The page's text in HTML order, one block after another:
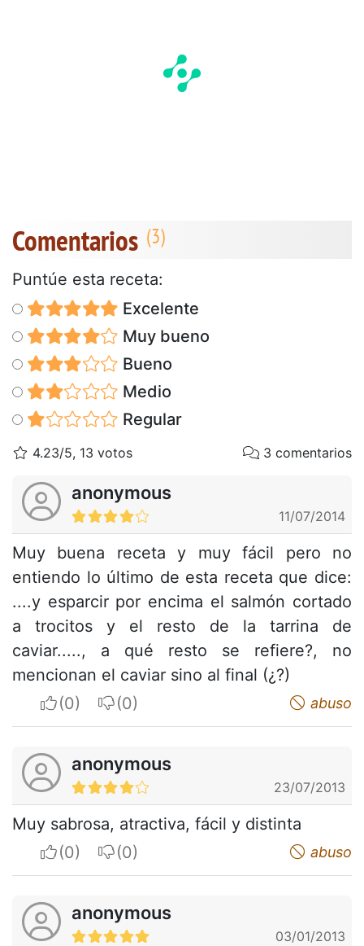
Comentarios
Puntúe esta receta:
Excelente
Muy bueno
Bueno
Medio
Regular
4.23/5, 13 votos 3 comentarios
anonymous
11/07/2014
Muy buena receta y muy fácil pero no
entiendo lo último de esta receta que dice:
....y esparcir por encima el salmón cortado
a trocitos y el resto de la tarrina de
caviar....., a qué resto se refiere?, no
mencionan el caviar sino al final (¿?)
I apreciateI do not appreciate abuso
anonymous
23/07/2013
Muy sabrosa, atractiva, fácil y distinta
I apreciateI do not appreciate abuso
anonymous
03/01/2013